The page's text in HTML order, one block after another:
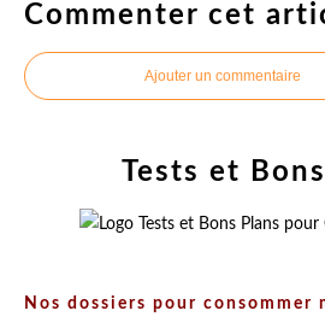
Commenter cet
Ajouter un commentaire
Tests et
Nos dossiers pour consommer